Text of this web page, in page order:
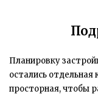
Планировку
остались отдельная
просторная, чтобы